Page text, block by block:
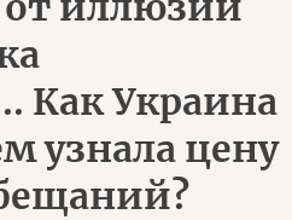
Как Украина
узнала цену